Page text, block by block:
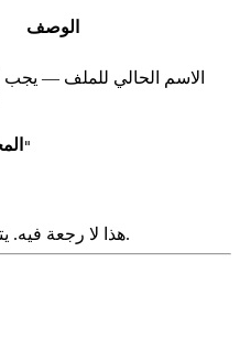
الوصف
الاسم الحالي للملف — يجب
"تم حذف الملف بنجاح"
هذا لا رجعة فيه. يتم حذف جميع الشاشات في الملف.